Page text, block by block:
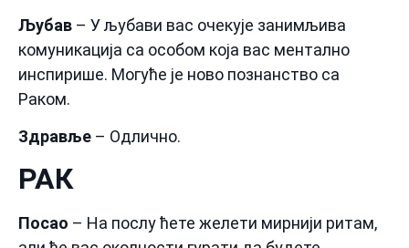
Љубав – У љубави вас очекује занимљива
комуникација са особом која вас ментално
инспирише. Могуће је ново познанство са
Раком.
Здравље – Одлично.
РАК
Посао – На послу ћете желети мирнији ритам,